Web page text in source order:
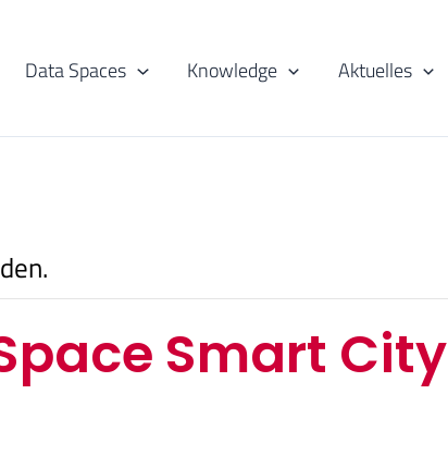
Data Spaces Knowledge Aktuelles
Smart City